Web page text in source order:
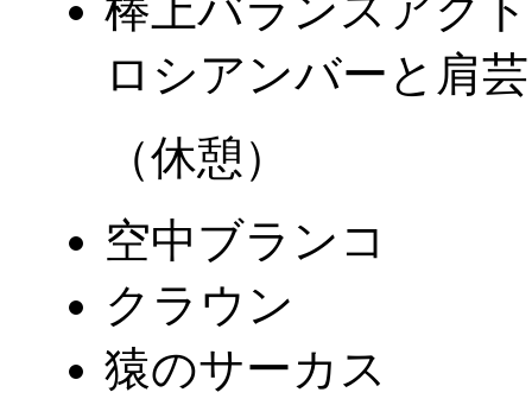
ロシアンバーと肩
（休憩）
空中ブランコ
クラウン
猿のサーカス